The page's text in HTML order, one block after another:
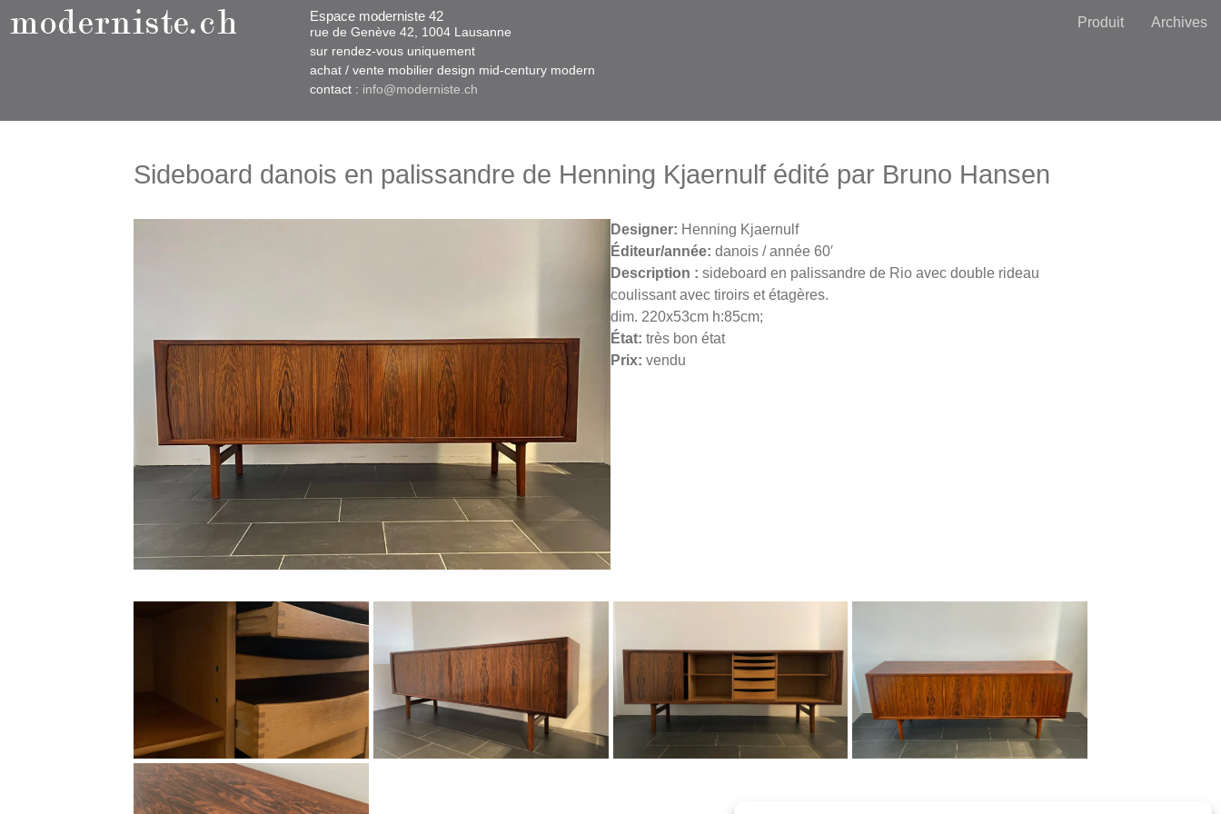
Espace moderniste 42
rue d​​​​e Genève 42, 1004 Lausanne​​
sur rendez-vous uniquement ​​​
​achat / vente mobilier design mid-century modern
contact : info@moderniste.ch
Produit Archives
Sideboard danois en palissandre de Henning Kjaernulf édité par Bruno Hansen
Designer: Henning Kjaernulf
Éditeur/année: danois / année 60′
Description : sideboard en palissandre de Rio avec double rideau
coulissant avec tiroirs et étagères.
dim. 220x53cm h:85cm;
État: très bon état
Prix: vendu